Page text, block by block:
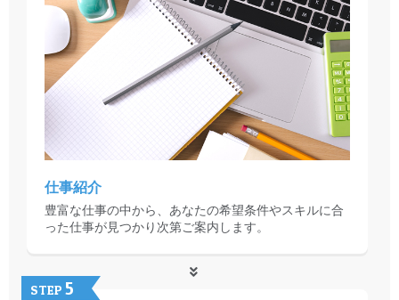
仕事紹介
豊富な仕事の中から、あなたの希望条件やスキルに合
った仕事が見つかり次第ご案内します。
STEP 5